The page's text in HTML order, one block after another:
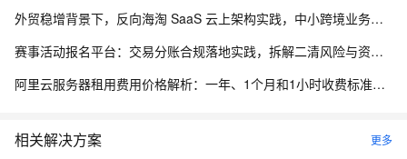
外贸稳增背景下，反向海淘 SaaS 云上架构实践，中小跨境业务如何低成本扛住流量脉冲
赛事活动报名平台：交易分账合规落地实践，拆解二清风险与资金隔离要点
阿里云服务器租用费用价格解析：一年、1个月和1小时收费标准，轻量、ECS和GPU实例规格族费用清单
相关解决方案 更多